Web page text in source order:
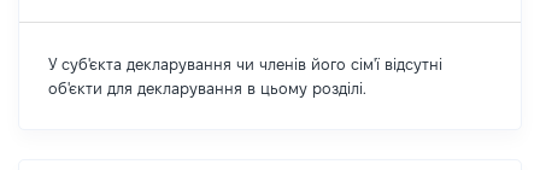
У суб'єкта декларування чи членів його сім'ї відсутні
об'єкти для декларування в цьому розділі.